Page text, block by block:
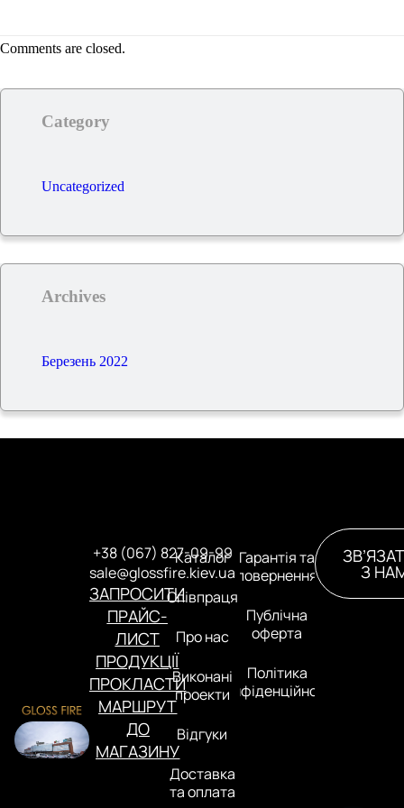
Comments are closed.
Category
Uncategorized
Archives
Березень 2022
+38 (067) 827-09-99
sale@glossfire.kiev.ua
ЗАПРОСИТИ
ПРАЙС-
ЛИСТ
ПРОДУКЦІЇ
ПРОКЛАСТИ
МАРШРУТ
ДО
МАГАЗИНУ
Каталог
Співпраця
Про нас
Виконані
проекти
Відгуки
Доставка
та оплата
Гарантія та
повернення
Публічна
оферта
Політика
конфіденційності
З